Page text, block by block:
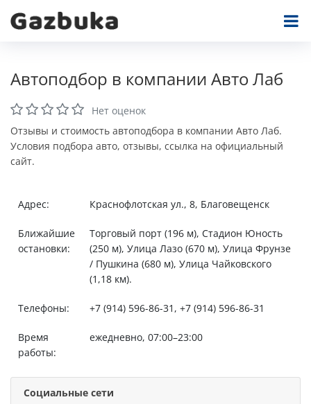
Автоподбор в компании Авто Лаб
Нет оценок
Отзывы и стоимость автоподбора в компании Авто Лаб.
Условия подбора авто, отзывы, ссылка на официальный
сайт.
Адрес: Краснофлотская ул., 8, Благовещенск
Ближайшие
остановки:
Торговый порт (196 м), Стадион Юность
(250 м), Улица Лазо (670 м), Улица Фрунзе
/ Пушкина (680 м), Улица Чайковского
(1,18 км).
Телефоны: +7 (914) 596-86-31, +7 (914) 596-86-31
Время
работы:
ежедневно, 07:00–23:00
Социальные сети